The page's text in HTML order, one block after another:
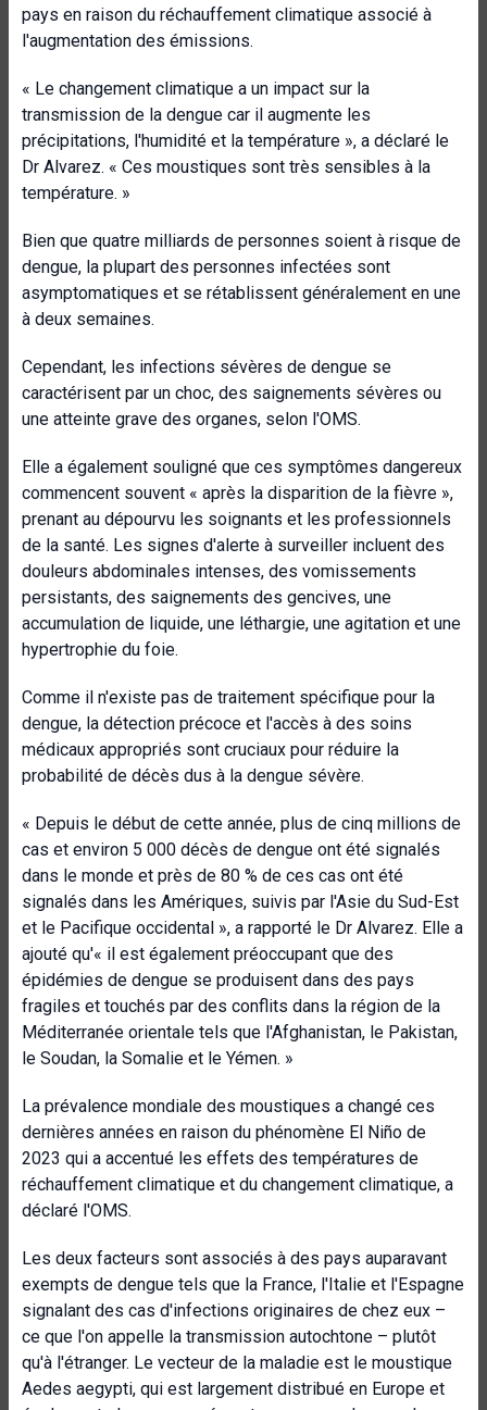
pays en raison du réchauffement climatique associé à
l'augmentation des émissions.
« Le changement climatique a un impact sur la
transmission de la dengue car il augmente les
précipitations, l'humidité et la température », a déclaré le
Dr Alvarez. « Ces moustiques sont très sensibles à la
température. »
Bien que quatre milliards de personnes soient à risque de
dengue, la plupart des personnes infectées sont
asymptomatiques et se rétablissent généralement en une
à deux semaines.
Cependant, les infections sévères de dengue se
caractérisent par un choc, des saignements sévères ou
une atteinte grave des organes, selon l'OMS.
Elle a également souligné que ces symptômes dangereux
commencent souvent « après la disparition de la fièvre »,
prenant au dépourvu les soignants et les professionnels
de la santé. Les signes d'alerte à surveiller incluent des
douleurs abdominales intenses, des vomissements
persistants, des saignements des gencives, une
accumulation de liquide, une léthargie, une agitation et une
hypertrophie du foie.
Comme il n'existe pas de traitement spécifique pour la
dengue, la détection précoce et l'accès à des soins
médicaux appropriés sont cruciaux pour réduire la
probabilité de décès dus à la dengue sévère.
« Depuis le début de cette année, plus de cinq millions de
cas et environ 5 000 décès de dengue ont été signalés
dans le monde et près de 80 % de ces cas ont été
signalés dans les Amériques, suivis par l'Asie du Sud-Est
et le Pacifique occidental », a rapporté le Dr Alvarez. Elle a
ajouté qu'« il est également préoccupant que des
épidémies de dengue se produisent dans des pays
fragiles et touchés par des conflits dans la région de la
Méditerranée orientale tels que l'Afghanistan, le Pakistan,
le Soudan, la Somalie et le Yémen. »
La prévalence mondiale des moustiques a changé ces
dernières années en raison du phénomène El Niño de
2023 qui a accentué les effets des températures de
réchauffement climatique et du changement climatique, a
déclaré l'OMS.
Les deux facteurs sont associés à des pays auparavant
exempts de dengue tels que la France, l'Italie et l'Espagne
signalant des cas d'infections originaires de chez eux –
ce que l'on appelle la transmission autochtone – plutôt
qu'à l'étranger. Le vecteur de la maladie est le moustique
Aedes aegypti, qui est largement distribué en Europe et